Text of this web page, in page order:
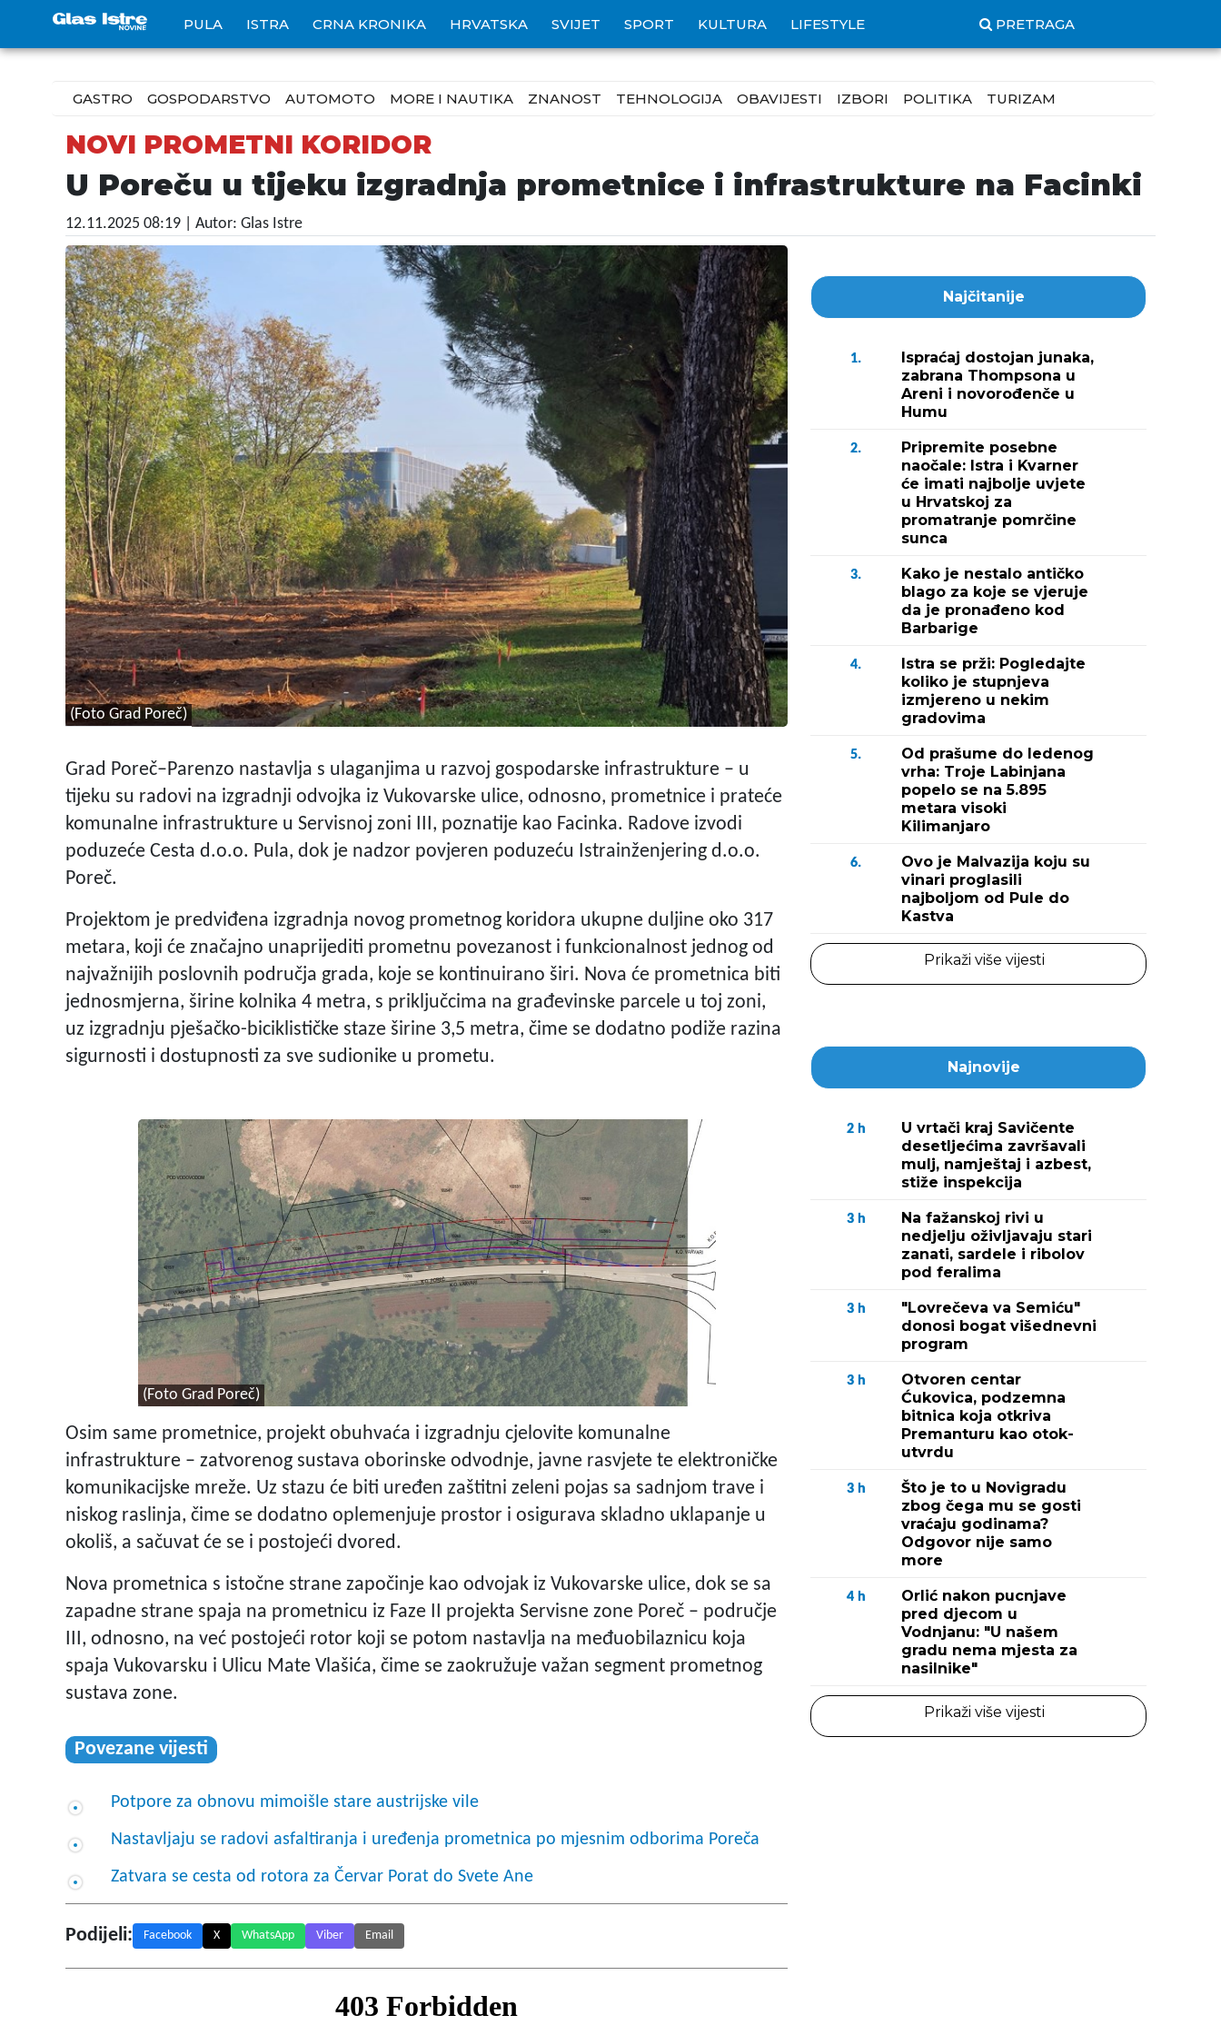
PULA ISTRA CRNA KRONIKA HRVATSKA SVIJET SPORT KULTURA LIFESTYLE PRETRAGA
GASTRO GOSPODARSTVO AUTOMOTO MORE I NAUTIKA ZNANOST TEHNOLOGIJA OBAVIJESTI IZBORI POLITIKA TURIZAM
NOVI PROMETNI KORIDOR
U Poreču u tijeku izgradnja prometnice i infrastrukture na Facinki
12.11.2025 08:19 | Autor: Glas Istre
(Foto Grad Poreč)
Grad Poreč–Parenzo nastavlja s ulaganjima u razvoj gospodarske infrastrukture – u
tijeku su radovi na izgradnji odvojka iz Vukovarske ulice, odnosno, prometnice i prateće
komunalne infrastrukture u Servisnoj zoni III, poznatije kao Facinka. Radove izvodi
poduzeće Cesta d.o.o. Pula, dok je nadzor povjeren poduzeću Istrainženjering d.o.o.
Poreč.
Projektom je predviđena izgradnja novog prometnog koridora ukupne duljine oko 317
metara, koji će značajno unaprijediti prometnu povezanost i funkcionalnost jednog od
najvažnijih poslovnih područja grada, koje se kontinuirano širi. Nova će prometnica biti
jednosmjerna, širine kolnika 4 metra, s priključcima na građevinske parcele u toj zoni,
uz izgradnju pješačko-biciklističke staze širine 3,5 metra, čime se dodatno podiže razina
sigurnosti i dostupnosti za sve sudionike u prometu.
(Foto Grad Poreč)
Osim same prometnice, projekt obuhvaća i izgradnju cjelovite komunalne
infrastrukture – zatvorenog sustava oborinske odvodnje, javne rasvjete te elektroničke
komunikacijske mreže. Uz stazu će biti uređen zaštitni zeleni pojas sa sadnjom trave i
niskog raslinja, čime se dodatno oplemenjuje prostor i osigurava skladno uklapanje u
okoliš, a sačuvat će se i postojeći dvored.
Nova prometnica s istočne strane započinje kao odvojak iz Vukovarske ulice, dok se sa
zapadne strane spaja na prometnicu iz Faze II projekta Servisne zone Poreč – područje
III, odnosno, na već postojeći rotor koji se potom nastavlja na međuobilaznicu koja
spaja Vukovarsku i Ulicu Mate Vlašića, čime se zaokružuje važan segment prometnog
sustava zone.
Povezane vijesti
Potpore za obnovu mimoišle stare austrijske vile
Nastavljaju se radovi asfaltiranja i uređenja prometnica po mjesnim odborima Poreča
Zatvara se cesta od rotora za Červar Porat do Svete Ane
Podijeli: Facebook X WhatsApp Viber Email
Najčitanije
1.
Ispraćaj dostojan junaka,
zabrana Thompsona u
Areni i novorođenče u
Humu
2.
Pripremite posebne
naočale: Istra i Kvarner
će imati najbolje uvjete
u Hrvatskoj za
promatranje pomrčine
sunca
3.
Kako je nestalo antičko
blago za koje se vjeruje
da je pronađeno kod
Barbarige
4.
Istra se prži: Pogledajte
koliko je stupnjeva
izmjereno u nekim
gradovima
5.
Od prašume do ledenog
vrha: Troje Labinjana
popelo se na 5.895
metara visoki
Kilimanjaro
6.
Ovo je Malvazija koju su
vinari proglasili
najboljom od Pule do
Kastva
Prikaži više vijesti
Najnovije
2 h
U vrtači kraj Savičente
desetljećima završavali
mulj, namještaj i azbest,
stiže inspekcija
3 h
Na fažanskoj rivi u
nedjelju oživljavaju stari
zanati, sardele i ribolov
pod feralima
3 h
"Lovrečeva va Semiću"
donosi bogat višednevni
program
3 h
Otvoren centar
Ćukovica, podzemna
bitnica koja otkriva
Premanturu kao otok-
utvrdu
3 h
Što je to u Novigradu
zbog čega mu se gosti
vraćaju godinama?
Odgovor nije samo
more
4 h
Orlić nakon pucnjave
pred djecom u
Vodnjanu: "U našem
gradu nema mjesta za
nasilnike"
Prikaži više vijesti